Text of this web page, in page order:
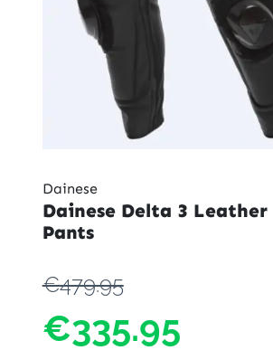
Dainese
Dainese Delta 3 Leather
Pants
€479.95
€335.95